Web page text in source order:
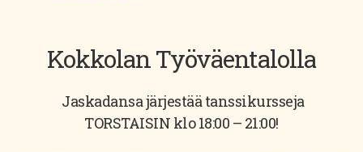
Kokkolan Työväentalolla
Jaskadansa järjestää tanssikursseja
TORSTAISIN klo 18:00 – 21:00!